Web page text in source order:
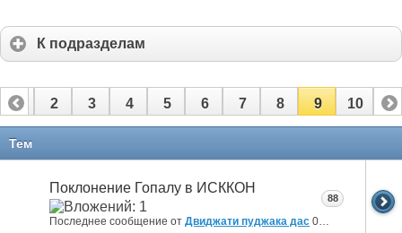
К подразделам
1 2 3 4 5 6 7 8 9 10
Тем
Поклонение Гопалу в ИСККОН
Последнее сообщение от Двиджати пуджака дас 03.05.2012
88